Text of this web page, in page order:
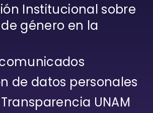
Institucional sobre
género en la
de datos personales
UNAM